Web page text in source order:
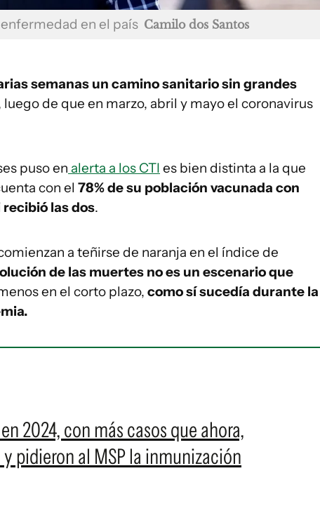
en el país Camilo dos Santos
semanas un camino sanitario sin grandes
luego de que en marzo, abril y mayo el coronavirus
puso en alerta a los CTI es bien distinta a la que
con el 78% de su población vacunada con
recibió las dos.
a teñirse de naranja en el índice de
de las muertes no es un escenario que
en el corto plazo, como sí sucedía durante la
2024, con más casos que ahora,
pidieron al MSP la inmunización